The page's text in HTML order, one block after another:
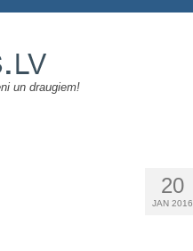
un draugiem!
20
JAN 2016